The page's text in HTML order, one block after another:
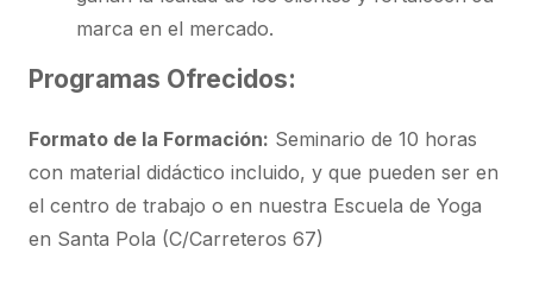
marca en el mercado.
Programas Ofrecidos:
Formato de la Formación: Seminario de 10 horas
con material didáctico incluido, y que pueden ser en
el centro de trabajo o en nuestra Escuela de Yoga
en Santa Pola (C/Carreteros 67)